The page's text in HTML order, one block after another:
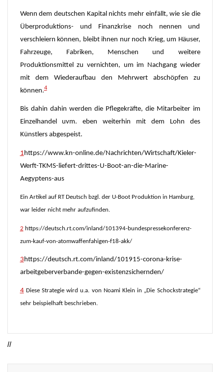
Wenn dem deutschen Kapital nichts mehr einfällt, wie sie die
Überproduktions- und Finanzkrise noch nennen und
verschleiern können, bleibt ihnen nur noch Krieg, um Häuser,
Fahrzeuge, Fabriken, Menschen und weitere
Produktionsmittel zu vernichten, um im Nachgang wieder
mit dem Wiederaufbau den Mehrwert abschöpfen zu
können.4
Bis dahin dahin werden die Pflegekräfte, die Mitarbeiter im
Einzelhandel uvm. eben weiterhin mit dem Lohn des
Künstlers abgespeist.
1 https://www.kn-online.de/Nachrichten/Wirtschaft/Kieler-
Werft-TKMS-liefert-drittes-U-Boot-an-die-Marine-
Aegyptens-aus
Ein Artikel auf RT Deutsch bzgl. der U-Boot Produktion in Hamburg,
war leider nicht mehr aufzufinden.
2 https://deutsch.rt.com/inland/101394-bundespressekonferenz-
zum-kauf-von-atomwaffenfahigen-f18-akk/
3 https://deutsch.rt.com/inland/101915-corona-krise-
arbeitgeberverbande-gegen-existenzsichernden/
4 Diese Strategie wird u.a. von Noami Klein in „Die Schockstrategie“
sehr beispielhaft beschrieben.
//